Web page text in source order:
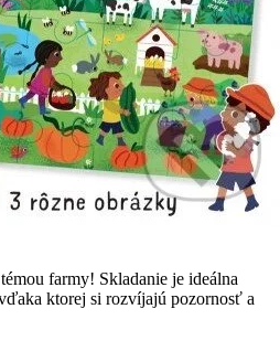
farmy! Skladanie je ideálna
ktorej si rozvíjajú pozornosť a